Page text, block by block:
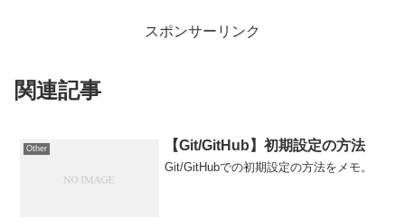
スポンサーリンク
関連記事
Other 【Git/GitHub】初期設定の方法
Git/GitHubでの初期設定の方法をメモ。